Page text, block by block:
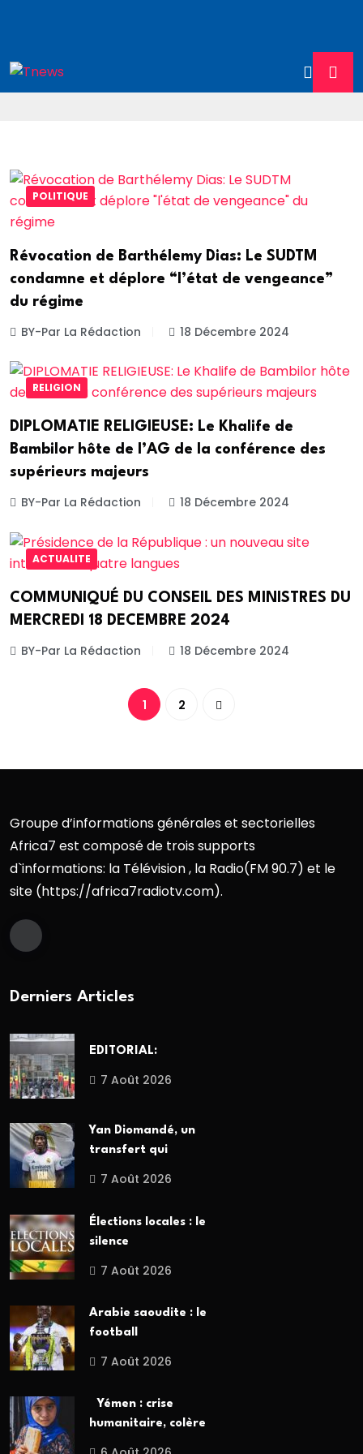
POLITIQUE
Révocation de Barthélemy Dias: Le SUDTM
condamne et déplore “l’état de vengeance”
du régime
BY-Par La Rédaction 18 Décembre 2024
RELIGION
DIPLOMATIE RELIGIEUSE: Le Khalife de
Bambilor hôte de l’AG de la conférence des
supérieurs majeurs
BY-Par La Rédaction 18 Décembre 2024
ACTUALITE
COMMUNIQUÉ DU CONSEIL DES MINISTRES DU
MERCREDI 18 DECEMBRE 2024
BY-Par La Rédaction 18 Décembre 2024
1 2
Groupe d’informations générales et sectorielles
Africa7 est composé de trois supports
d`informations: la Télévision , la Radio(FM 90.7) et le
site (https://africa7radiotv.com).
Derniers Articles
EDITORIAL:
7 Août 2026
Yan Diomandé, un
transfert qui
7 Août 2026
Élections locales : le
silence
7 Août 2026
Arabie saoudite : le
football
7 Août 2026
Yémen : crise
humanitaire, colère